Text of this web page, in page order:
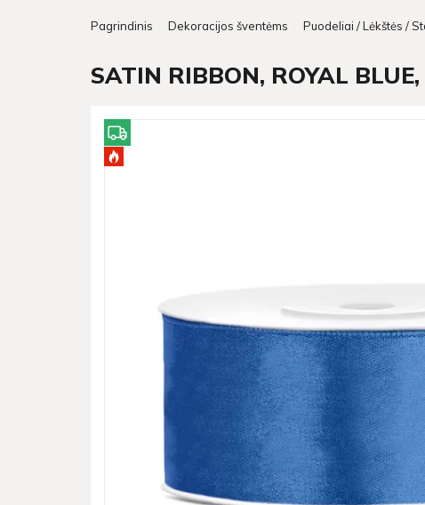
Pagrindinis Dekoracijos šventėms Puodeliai / Lėkštės /
SATIN RIBBON, ROYAL